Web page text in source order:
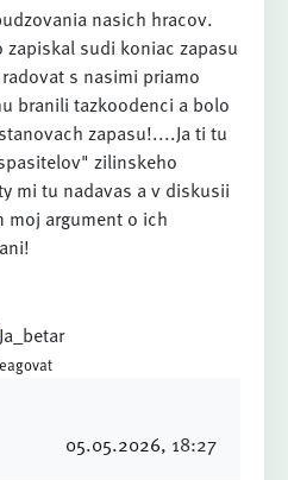
nasich hracov.
zapiskal sudi koniac zapasu
s nasimi priamo
branili tazkoodenci a bolo
zapasu!....Ja ti tu
zilinskeho
mi tu nadavas a v diskusii
moj argument o ich
05.05.2026, 18:27